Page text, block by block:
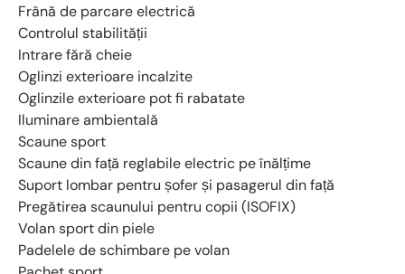
Frână de parcare electrică
Controlul stabilității
Intrare fără cheie
Oglinzi exterioare incalzite
Oglinzile exterioare pot fi rabatate
Iluminare ambientală
Scaune sport
Scaune din față reglabile electric pe înălțime
Suport lombar pentru șofer și pasagerul din față
Pregătirea scaunului pentru copii (ISOFIX)
Volan sport din piele
Padelele de schimbare pe volan